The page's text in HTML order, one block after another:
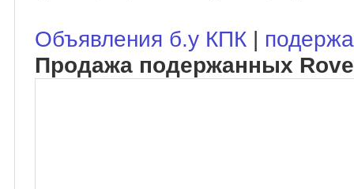
Объявления б.у КПК |
Продажа подержанных